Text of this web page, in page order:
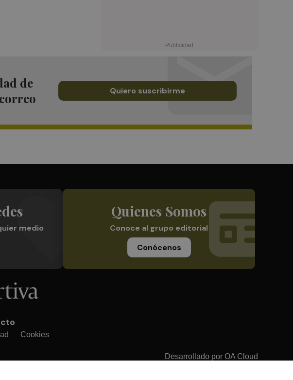
de
Quiero suscribirme
medio
Quienes Somos
Conoce al grupo editorial
Conócenos
Cookies
Desarrollado por OA Cloud